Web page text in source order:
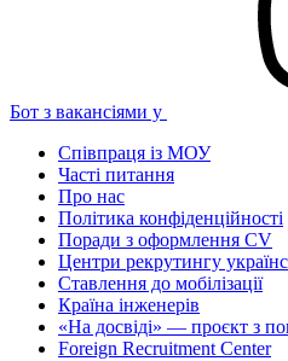
Бот з вакансіями у
Співпраця із МОУ
Часті питання
Про нас
Політика конфіденційності
Поради з оформлення CV
Центри рекрутингу
Ставлення до мобілізації
Країна інженерів
«На досвіді» — проєкт з
Foreign Recruitment Center